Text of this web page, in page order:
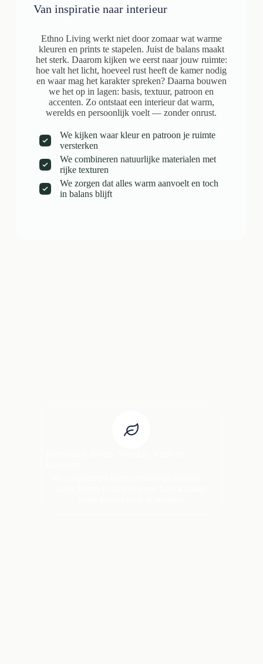
Van inspiratie naar interieur
Ethno Living werkt niet door zomaar wat warme
kleuren en prints te stapelen. Juist de balans maakt
het sterk. Daarom kijken we eerst naar jouw ruimte:
hoe valt het licht, hoeveel rust heeft de kamer nodig
en waar mag het karakter spreken? Daarna bouwen
we het op in lagen: basis, textuur, patroon en
accenten. Zo ontstaat een interieur dat warm,
werelds en persoonlijk voelt — zonder onrust.
We kijken waar kleur en patroon je ruimte
versterken
We combineren natuurlijke materialen met
rijke texturen
We zorgen dat alles warm aanvoelt en toch
in balans blijft